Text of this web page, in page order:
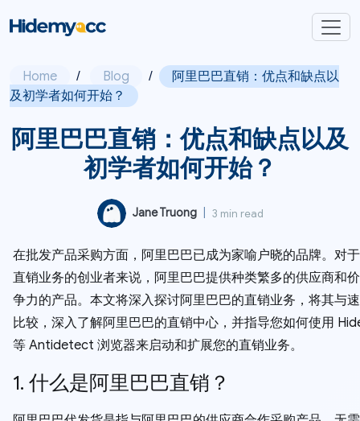
Home / Blog /
阿里巴巴直销：优点和缺点以
及初学者如何开始？
阿里巴巴直销：优点和缺点以及
初学者如何开始？
Jane Truong 3 min read
在批发产品采购方面，阿里巴巴已成为家喻户晓的品牌。对
直销业务的创业者来说，阿里巴巴提供种类繁多的供应商和
争力的产品。本文将深入探讨阿里巴巴的直销业务，将其与
比较，深入了解阿里巴巴的直销中心，并指导您如何使用
等 Antidetect 浏览器来启动和扩展您的直销业务。
1. 什么是阿里巴巴直销？